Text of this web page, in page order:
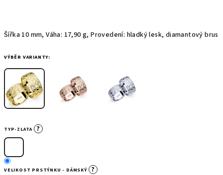
Šířka 10 mm, Váha: 17,90 g, Provedení: hladký lesk, diamantový brus
VÝBĚR VARIANTY:
TYP-ZLATA ?
VELIKOST PRSTÝNKU - DÁMSKÝ ?